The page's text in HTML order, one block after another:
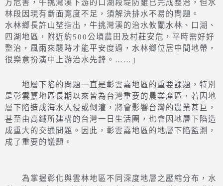
方危害，牛挑灣溪下游的口湖段堤防雖已完成整治，但水
林段因現有斷面寬度不足，須解決排水不易的問題。
水林鄉長許山埜指出，牛挑灣溪的治水攸關水林、口湖、
四湖地區，附近約500公頃農田及村莊安危，平時需好好
整治，風雨來襲時才能平安度過，水林鄉位居中間地帶，
很樂意扮演中上游治水先鋒。……」
地層下陷的問題一直是彰雲嘉地區的重要課題，特別
是彰雲嘉地區長期以來皆為台灣重要的農業產區，若因地
層下陷造成海水入侵或倒灌，將會影響台灣的農業甚巨，
甚至由高鐵所建構的台灣一日生活圈，也會因地層下陷造
成重大的交通問題。因此，彰雲嘉地區的地層下陷監測，
成了重要的議題。
為掌握彰化與雲林地區不同深度地層之壓縮分布，水